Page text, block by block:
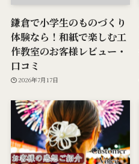
鎌倉で小学生のものづくり
体験なら！和紙で楽しむ工
作教室のお客様レビュー・
口コミ
2026年7月17日